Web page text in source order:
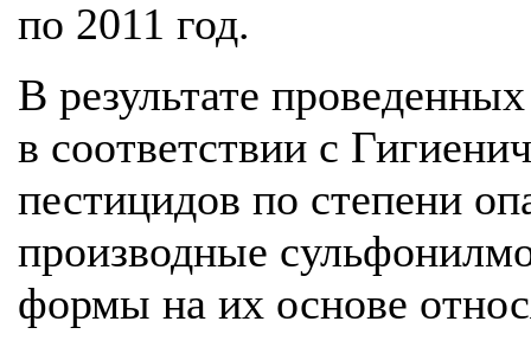
по 2011 год.
В результате
в соответствии с
пестицидов по степени
производные
формы на их основе